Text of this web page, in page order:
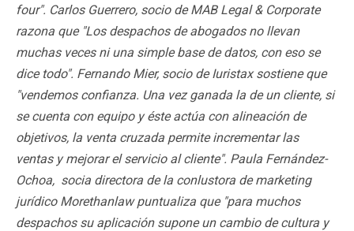
four". Carlos Guerrero, socio de MAB Legal & Corporate
razona que "Los despachos de abogados no llevan
muchas veces ni una simple base de datos, con eso se
dice todo". Fernando Mier, socio de Iuristax sostiene que
"vendemos confianza. Una vez ganada la de un cliente, si
se cuenta con equipo y éste actúa con alineación de
objetivos, la venta cruzada permite incrementar las
ventas y mejorar el servicio al cliente". Paula Fernández-
Ochoa, socia directora de la conlustora de marketing
jurídico Morethanlaw puntualiza que "para muchos
despachos su aplicación supone un cambio de cultura y